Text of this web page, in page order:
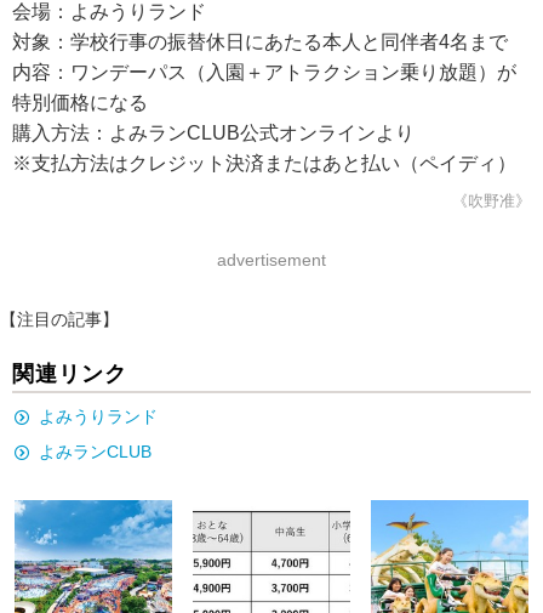
会場：よみうりランド
対象：学校行事の振替休日にあたる本人と同伴者4名まで
内容：ワンデーパス（入園＋アトラクション乗り放題）が
特別価格になる
購入方法：よみランCLUB公式オンラインより
※支払方法はクレジット決済またはあと払い（ペイディ）
《吹野准》
advertisement
【注目の記事】
関連リンク
よみうりランド
よみランCLUB